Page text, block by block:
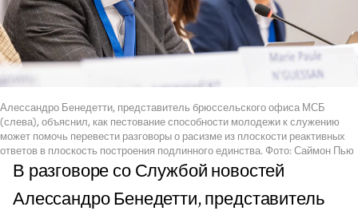
Алессандро Бенедетти, представитель брюссельского офиса МСБ
(слева), объяснил, как пестование способности молодежи к служению
может помочь перевести разговоры о расизме из плоскости реактивных
ответов в плоскость построения подлинного единства. Фото: Саймон Пью
В разговоре со Службой новостей
Алессандро Бенедетти, представитель